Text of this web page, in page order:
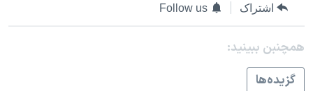
اشتراک Follow us
همچنبن ببینید:
گزيده‌ها